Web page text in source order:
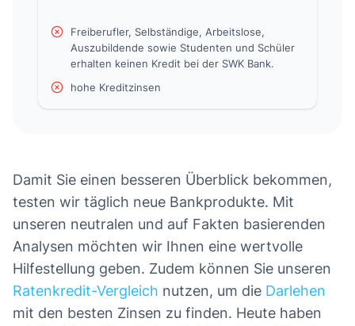
Freiberufler, Selbständige, Arbeitslose,
Auszubildende sowie Studenten und Schüler
erhalten keinen Kredit bei der SWK Bank.
hohe Kreditzinsen
Damit Sie einen besseren Überblick bekommen,
testen wir täglich neue Bankprodukte. Mit
unseren neutralen und auf Fakten basierenden
Analysen möchten wir Ihnen eine wertvolle
Hilfestellung geben. Zudem können Sie unseren
Ratenkredit-Vergleich nutzen, um die Darlehen
mit den besten Zinsen zu finden. Heute haben